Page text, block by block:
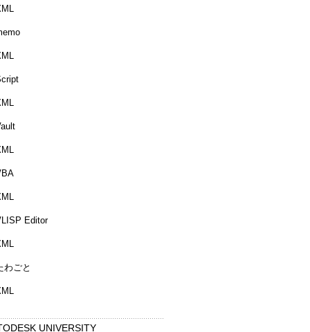
Editor
わごと
UNIVERSITY